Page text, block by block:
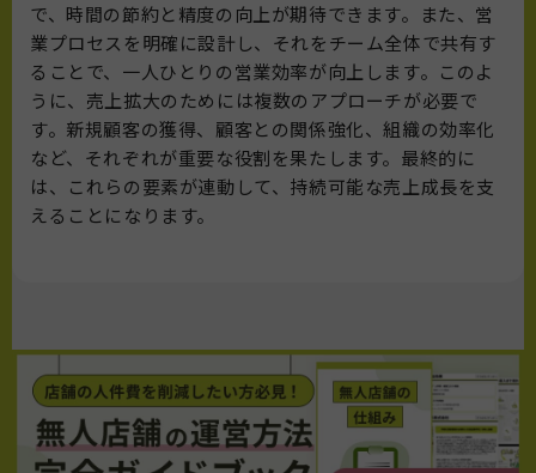
で、時間の節約と精度の向上が期待できます。また、営
業プロセスを明確に設計し、それをチーム全体で共有す
ることで、一人ひとりの営業効率が向上します。このよ
うに、売上拡大のためには複数のアプローチが必要で
す。新規顧客の獲得、顧客との関係強化、組織の効率化
など、それぞれが重要な役割を果たします。最終的に
は、これらの要素が連動して、持続可能な売上成長を支
えることになります。